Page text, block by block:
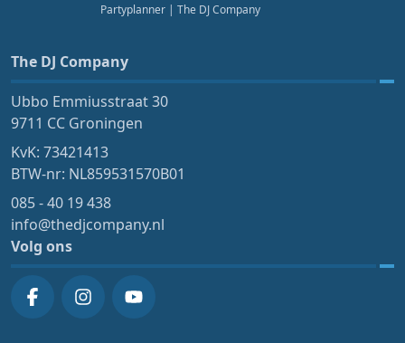
Partyplanner | The DJ Company
The DJ Company
Ubbo Emmiusstraat 30
9711 CC Groningen
KvK: 73421413
BTW-nr: NL859531570B01
085 - 40 19 438
info@thedjcompany.nl
Volg ons